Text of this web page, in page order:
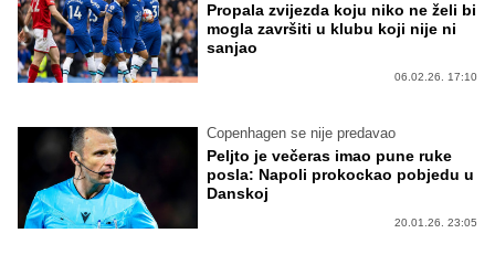
Propala zvijezda koju niko ne želi bi
mogla završiti u klubu koji nije ni
sanjao
06.02.26. 17:10
Copenhagen se nije predavao
Peljto je večeras imao pune ruke
posla: Napoli prokockao pobjedu u
Danskoj
20.01.26. 23:05